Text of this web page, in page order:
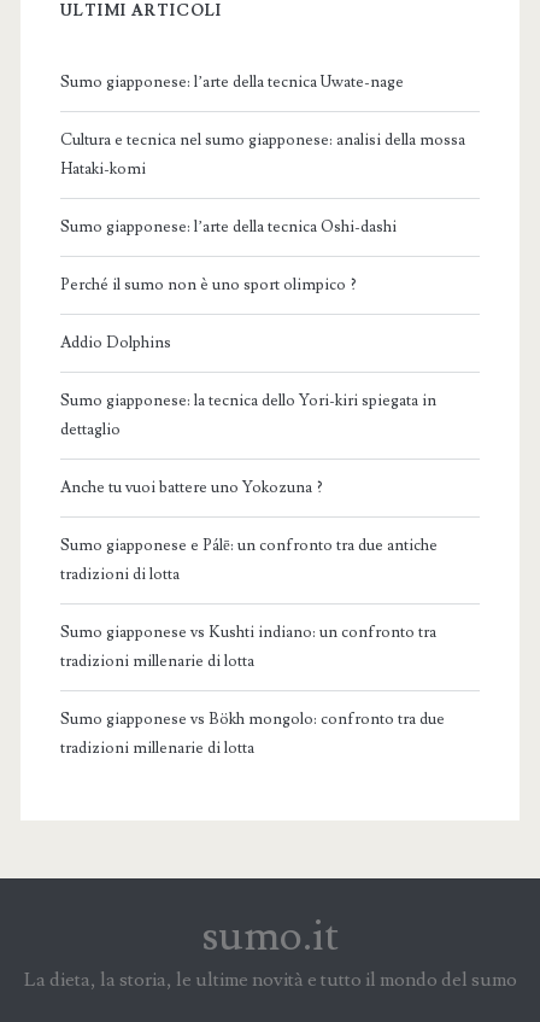
ULTIMI ARTICOLI
Sumo giapponese: l’arte della tecnica Uwate-nage
Cultura e tecnica nel sumo giapponese: analisi della mossa
Hataki-komi
Sumo giapponese: l’arte della tecnica Oshi-dashi
Perché il sumo non è uno sport olimpico ?
Addio Dolphins
Sumo giapponese: la tecnica dello Yori-kiri spiegata in
dettaglio
Anche tu vuoi battere uno Yokozuna ?
Sumo giapponese e Pálē: un confronto tra due antiche
tradizioni di lotta
Sumo giapponese vs Kushti indiano: un confronto tra
tradizioni millenarie di lotta
Sumo giapponese vs Bökh mongolo: confronto tra due
tradizioni millenarie di lotta
sumo.it
La dieta, la storia, le ultime novità e tutto il mondo del sumo